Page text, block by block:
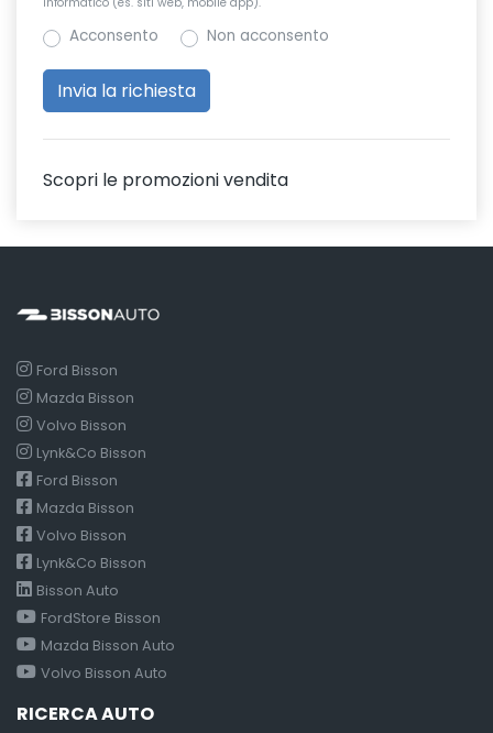
Acconsento Non acconsento
Scopri le promozioni vendita
Ford Bisson
Mazda Bisson
Volvo Bisson
Lynk&Co Bisson
Ford Bisson
Mazda Bisson
Volvo Bisson
Lynk&Co Bisson
Bisson Auto
FordStore Bisson
Mazda Bisson Auto
Volvo Bisson Auto
RICERCA AUTO